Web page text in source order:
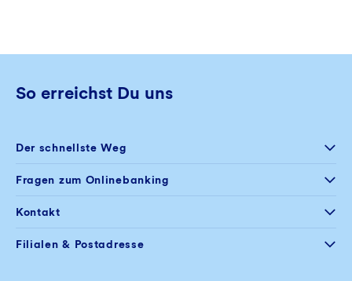
So erreichst Du uns
Der schnellste Weg
Selfservice
Postfach im
Fragen zum Onlinebanking
+49 234 5797 444
Mo – Fr
08:00 – 20:00 Uhr
Kontakt
+49 234 5797 100
Filialen & Postadresse